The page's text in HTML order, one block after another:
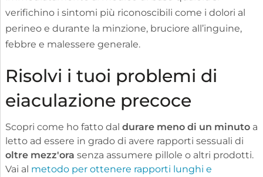
verifichino i sintomi più riconoscibili come i dolori al
perineo e durante la minzione, bruciore all’inguine,
febbre e malessere generale.
Risolvi i tuoi problemi di
eiaculazione precoce
Scopri come ho fatto dal durare meno di un minutoa
letto ad essere in grado di avere rapporti sessuali di
oltre mezz'ora senza assumere pillole o altri prodotti.
Vai al metodo per ottenere rapporti lunghi e